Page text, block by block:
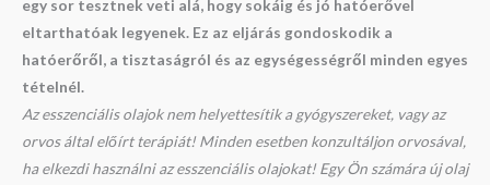
egy sor tesztnek veti alá, hogy sokáig és jó hatóerővel
eltarthatóak legyenek. Ez az eljárás gondoskodik a
hatóerőről, a tisztaságról és az egységességről minden egyes
tételnél.
Az esszenciális olajok nem helyettesítik a gyógyszereket, vagy az
orvos által előírt terápiát! Minden esetben konzultáljon orvosával,
ha elkezdi használni az esszenciális olajokat! Egy Ön számára új olaj